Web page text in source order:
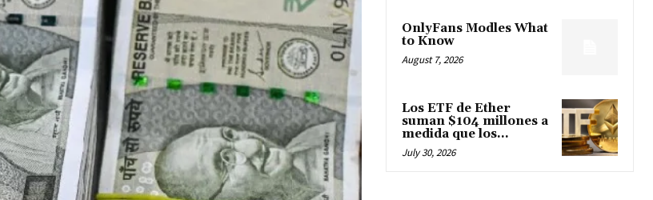
OnlyFans Modles What
to Know
August 7, 2026
Los ETF de Ether
suman $104 millones a
medida que los...
July 30, 2026